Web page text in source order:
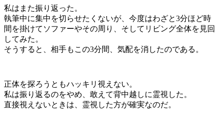
私はまた振り返った。
執筆中に集中を切らせたくないが、今度はわざと3分ほど時
間を掛けてソファーやその周り、そしてリビング全体を見回
してみた。
そうすると、相手もこの3分間、気配を消したのである。
正体を探ろうともハッキリ視えない。
私は振り返るのをやめ、敢えて背中越しに霊視した。
直接視えないときは、霊視した方が確実なのだ。